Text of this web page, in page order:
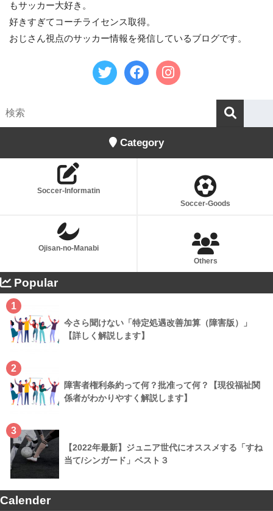
もサッカー大好き。
好きすぎてコーチライセンス取得。
おじさん視点のサッカー情報を発信しているブログです。
Category
Soccer-Informatin
Soccer-Goods
Ojisan-no-Manabi
Others
Popular
1
今さら聞けない「特定処遇改善加算（障害版）」
【詳しく解説します】
2
障害者権利条約って何？批准って何？【現役福祉関
係者がわかりやすく解説します】
3
【2022年最新】ジュニア世代にオススメする「すね
当て/シンガード」ベスト３
Calender